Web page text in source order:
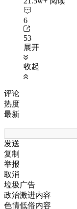
6
53
展开
收起
评论
热度
最新
发送
复制
举报
取消
垃圾广告
政治激进内容
色情低俗内容